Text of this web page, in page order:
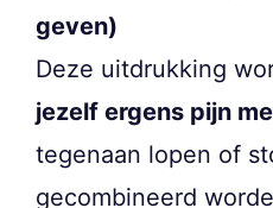
geven)
Deze uitdrukking
jezelf ergens pijn
tegenaan lopen of
gecombineerd